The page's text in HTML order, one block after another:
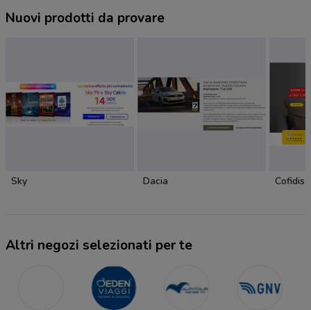
Nuovi prodotti da provare
Sky Dacia Cofidis
Altri negozi selezionati per te